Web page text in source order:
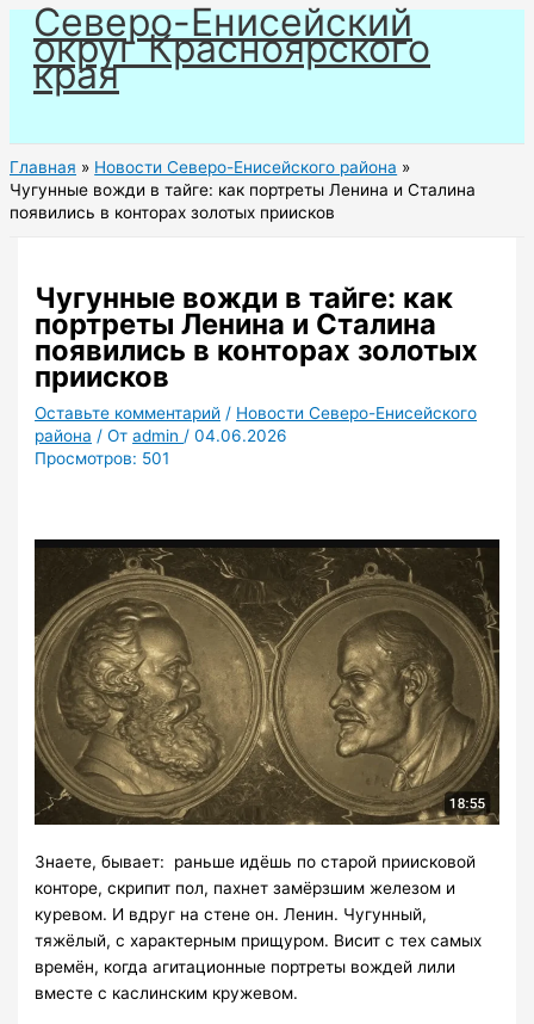
Перейти
содержимому
Северо-Енисейский
округ Красноярского
края
Главная
Новости Северо-Енисейского района
Чугунные вожди в тайге: как портреты Ленина и Сталина
появились в конторах золотых приисков
Чугунные вожди в тайге: как
портреты Ленина и Сталина
появились в конторах золотых
приисков
Оставьте комментарий / Новости Северо-Енисейского
района / Отadmin /04.06.2026
Просмотров: 501
Знаете, бывает: раньше идёшь по старой приисковой
конторе, скрипит пол, пахнет замёрзшим железом и
куревом. И вдруг на стене он. Ленин. Чугунный,
тяжёлый, с характерным прищуром. Висит с тех самых
времён, когда агитационные портреты вождей лили
вместе с каслинским кружевом.